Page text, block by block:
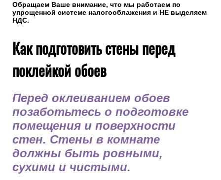
Обращаем Ваше внимание, что мы работаем по
упрощенной системе налогооблажения и НЕ выделяем
НДС.
Как подготовить стены перед
поклейкой обоев
Перед оклеиванием обоев
позаботьтесь о подготовке
помещения и поверхности
стен. Стены в комнате
должны быть ровными,
сухими и чистыми.